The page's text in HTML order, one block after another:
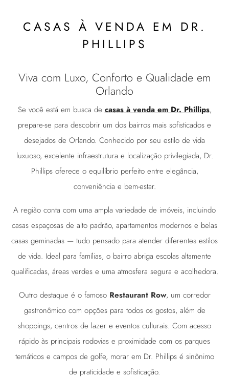
CASAS À VENDA EM DR.
PHILLIPS
Viva com Luxo, Conforto e Qualidade em
Orlando
Se você está em busca de casas à venda em Dr. Phillips,
prepare-se para descobrir um dos bairros mais sofisticados e
desejados de Orlando. Conhecido por seu estilo de vida
luxuoso, excelente infraestrutura e localização privilegiada, Dr.
Phillips oferece o equilíbrio perfeito entre elegância,
conveniência e bem-estar.
A região conta com uma ampla variedade de imóveis, incluindo
casas espaçosas de alto padrão, apartamentos modernos e belas
casas geminadas — tudo pensado para atender diferentes estilos
de vida. Ideal para famílias, o bairro abriga escolas altamente
qualificadas, áreas verdes e uma atmosfera segura e acolhedora.
Outro destaque é o famoso Restaurant Row, um corredor
gastronômico com opções para todos os gostos, além de
shoppings, centros de lazer e eventos culturais. Com acesso
rápido às principais rodovias e proximidade com os parques
temáticos e campos de golfe, morar em Dr. Phillips é sinônimo
de praticidade e sofisticação.